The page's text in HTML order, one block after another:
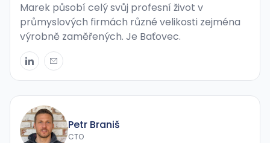
Marek působí celý svůj profesní život v
průmyslových firmách různé velikosti zejména
výrobně zaměřených. Je Baťovec.
Petr Braniš
CTO